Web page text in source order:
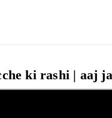
ki rashi | aaj